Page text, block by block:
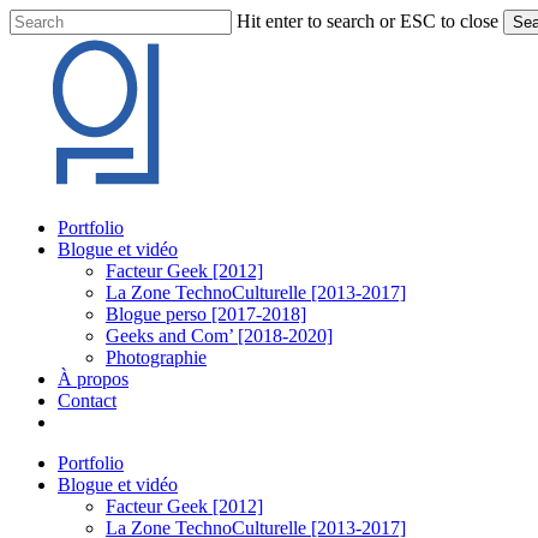
Skip
to
content
Hit enter to search or ESC to close
Search
Menu
Portfolio
Blogue et vidéo
Facteur Geek [2012]
La Zone TechnoCulturelle [2013-2017]
Blogue perso [2017-2018]
Geeks and Com’ [2018-2020]
Photographie
À propos
Contact
Portfolio
Blogue et vidéo
Facteur Geek [2012]
La Zone TechnoCulturelle [2013-2017]